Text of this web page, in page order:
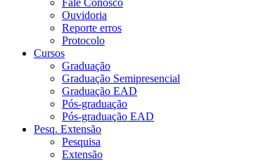
Ouvidoria
Reporte erros
Protocolo
Cursos
Graduação
Graduação Semipresencial
Graduação EAD
Pós-graduação
Pós-graduação EAD
Pesq. Extensão
Pesquisa
Extensão